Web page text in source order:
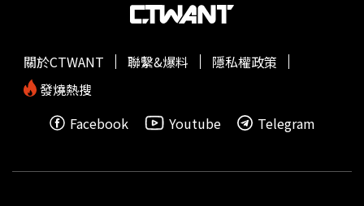
她壓力大到崩潰大哭。（圖／翻攝自小姐不熙娣YouTube）
根據小S表示，「我那時候演徐老師，我也是壓力大到說
『可不可以廢掉這個單元』。因為妳知道現場音樂一來，你
就要自己在那邊編順口溜，如果還能押韻最好，如果沒押韻
我就會覺得難受，然後妳說身體有多少部位可以去運動，然
停在停車場，讓大S先下車後，她便一個人在停車場裡崩潰
「我就開始大爆哭，那個壓力整個(爆發)，太痛苦了，就一
關於CTWANT 聯繫&爆料
隱私權政策
發燒熱搜
Facebook
Youtube Telegram